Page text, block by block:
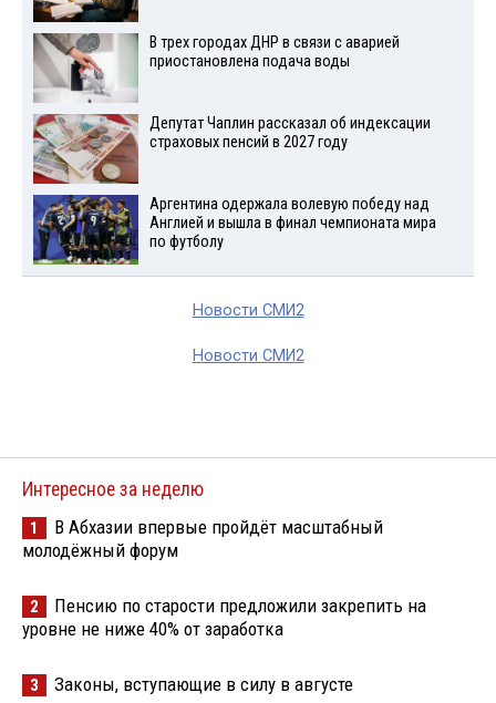
В трех городах ДНР в связи с аварией
приостановлена подача воды
Депутат Чаплин рассказал об индексации
страховых пенсий в 2027 году
Аргентина одержала волевую победу над
Англией и вышла в финал чемпионата мира
по футболу
Новости СМИ2
Новости СМИ2
Интересное за неделю
1
В Абхазии впервые пройдёт масштабный
молодёжный форум
2
Пенсию по старости предложили закрепить на
уровне не ниже 40% от заработка
3 Законы, вступающие в силу в августе